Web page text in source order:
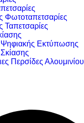
Φωτοταπετσαρίες
Ταπετσαρίες
Ψηφιακής Εκτύπωσης
Περσίδες Αλουμινίου